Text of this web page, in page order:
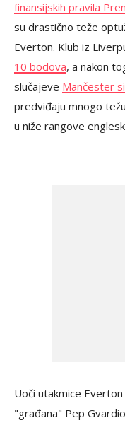
finansijskih pravila
su drastično teže
Everton. Klub iz
10 bodova, a nakon
slučajeve Mančester
predviđaju mnogo
u niže rangove
Uoči utakmice
"građana" Pep